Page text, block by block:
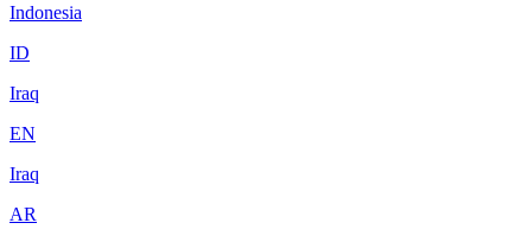
Indonesia
ID
Iraq
EN
Iraq
AR